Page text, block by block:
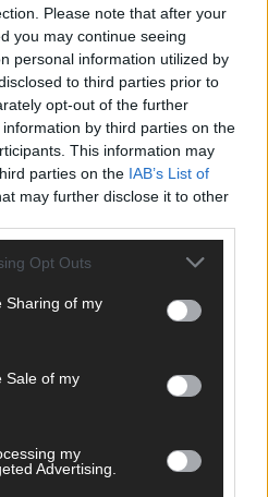
Please note that after your
you may continue seeing
personal information utilized by
to third parties prior to
opt-out of the further
by third parties on the
This information may
parties on the IAB’s List of
may further disclose it to other
Opt Outs
Sharing of my
Sale of my
my
Advertising.
die Wettquoten – vier sicher,
ist das beim ESC wirklich fair?
Das erste Halbfinale – der